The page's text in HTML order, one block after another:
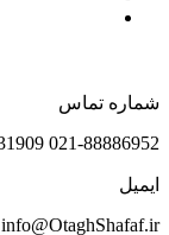
شماره تماس
021-88886952 09205231909
ایمیل
info@OtaghShafaf.ir